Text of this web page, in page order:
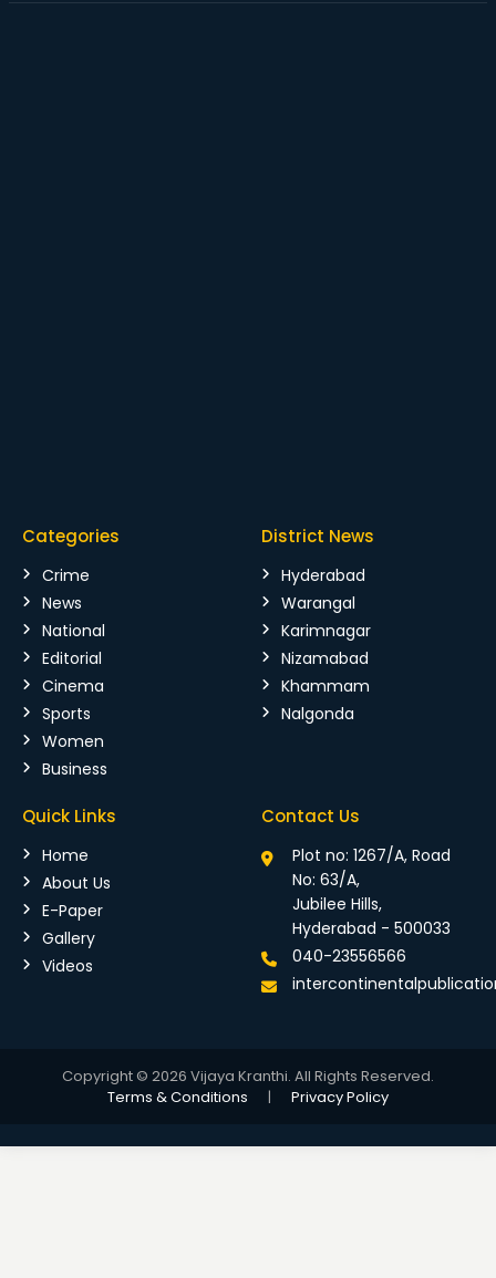
Categories
Crime
News
National
Editorial
Cinema
Sports
Women
Business
District News
Hyderabad
Warangal
Karimnagar
Nizamabad
Khammam
Nalgonda
Quick Links
Home
About Us
E-Paper
Gallery
Videos
Contact Us
Plot no: 1267/A, Road
No: 63/A,
Jubilee Hills,
Hyderabad - 500033
040-23556566
Copyright © 2026 Vijaya Kranthi. All Rights Reserved.
Terms & Conditions
| Privacy Policy